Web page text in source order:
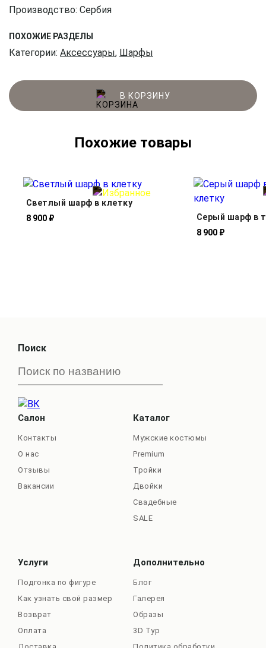
Производство: Сербия
ПОХОЖИЕ РАЗДЕЛЫ
Категории: Аксессуары, Шарфы
В КОРЗИНУ
Похожие товары
Светлый шарф в клетку
8 900 ₽
Серый шарф в
8 900 ₽
Поиск
Салон
Контакты
О нас
Отзывы
Вакансии
Каталог
Мужские костюмы
Premium
Тройки
Двойки
Свадебные
SALE
Услуги
Подгонка по фигуре
Как узнать свой размер
Возврат
Оплата
Дополнительно
Блог
Галерея
Образы
3D Тур